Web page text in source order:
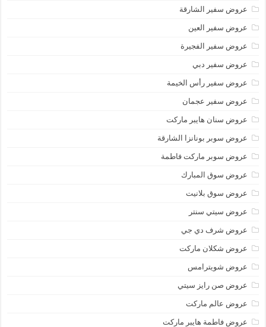
عروض سفير الشارقة
عروض سفير العين
عروض سفير الفجيرة
عروض سفير دبي
عروض سفير رأس الخيمة
عروض سفير عجمان
عروض سنان هايبر ماركت
عروض سوبر بونانزا الشارقة
عروض سوبر ماركت فاطمة
عروض سوق المبارك
عروض سوق بلانيت
عروض سيتي سنتر
عروض شرف دي جي
عروض شكلان ماركت
عروض شويترامس
عروض صن رايز سيتي
عروض عالم ماركت
عروض فاطمة هايبر ماركت